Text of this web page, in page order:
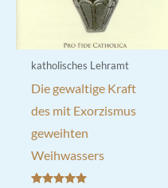
katholisches Lehramt
Die gewaltige Kraft
des mit Exorzismus
geweihten
Weihwassers